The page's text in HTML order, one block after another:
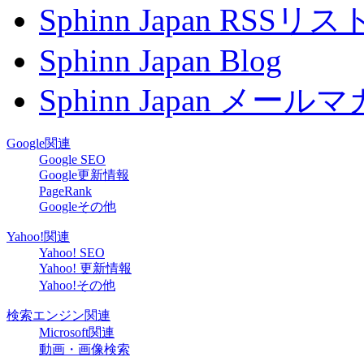
Sphinn Japan RSSリス
Sphinn Japan Blog
Sphinn Japan メールマ
Google関連
Google SEO
Google更新情報
PageRank
Googleその他
Yahoo!関連
Yahoo! SEO
Yahoo! 更新情報
Yahoo!その他
検索エンジン関連
Microsoft関連
動画・画像検索